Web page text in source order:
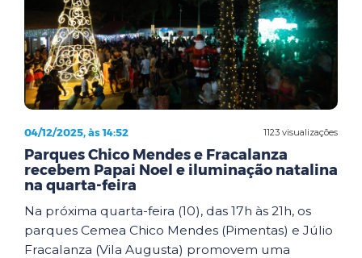
1123 visualizações
04/12/2025, às 14:52
Parques Chico Mendes e Fracalanza
recebem Papai Noel e iluminação natalina
na quarta-feira
Na próxima quarta-feira (10), das 17h às 21h, os
parques Cemea Chico Mendes (Pimentas) e Júlio
Fracalanza (Vila Augusta) promovem uma